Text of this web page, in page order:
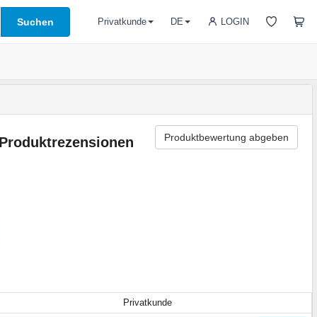
Suchen LOGIN
Privatkunde DE
Produktrezensionen Produktbewertung abgeben
Privatkunde